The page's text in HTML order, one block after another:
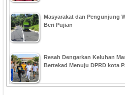
Masyarakat dan Pengunjung
Beri Pujian
Resah Dengarkan Keluhan
Bertekad Menuju DPRD kota